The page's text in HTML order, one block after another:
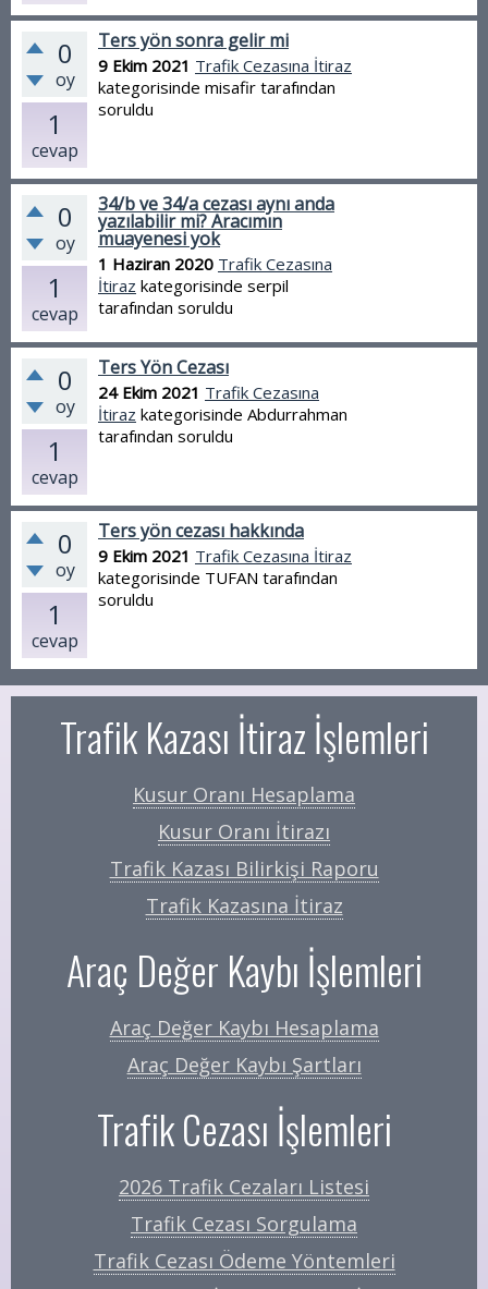
0
oy
1
cevap
Ters yön sonra gelir mi
9 Ekim 2021 Trafik Cezasına İtiraz
kategorisinde misafir tarafından
soruldu
0
oy
1
cevap
34/b ve 34/a cezası aynı anda
yazılabilir mi? Aracımın
muayenesi yok
1 Haziran 2020 Trafik Cezasına
İtiraz kategorisinde serpil
tarafından soruldu
0
oy
1
cevap
Ters Yön Cezası
24 Ekim 2021 Trafik Cezasına
İtiraz kategorisinde Abdurrahman
tarafından soruldu
0
oy
1
cevap
Ters yön cezası hakkında
9 Ekim 2021 Trafik Cezasına İtiraz
kategorisinde TUFAN tarafından
soruldu
Trafik Kazası İtiraz İşlemleri
Kusur Oranı Hesaplama
Kusur Oranı İtirazı
Trafik Kazası Bilirkişi Raporu
Trafik Kazasına İtiraz
Araç Değer Kaybı İşlemleri
Araç Değer Kaybı Hesaplama
Araç Değer Kaybı Şartları
Trafik Cezası İşlemleri
2026 Trafik Cezaları Listesi
Trafik Cezası Sorgulama
Trafik Cezası Ödeme Yöntemleri